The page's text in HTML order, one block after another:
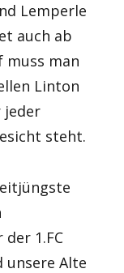
Lemperle
auch ab
muss man
Linton
jeder
steht.
1.FC
unsere Alte